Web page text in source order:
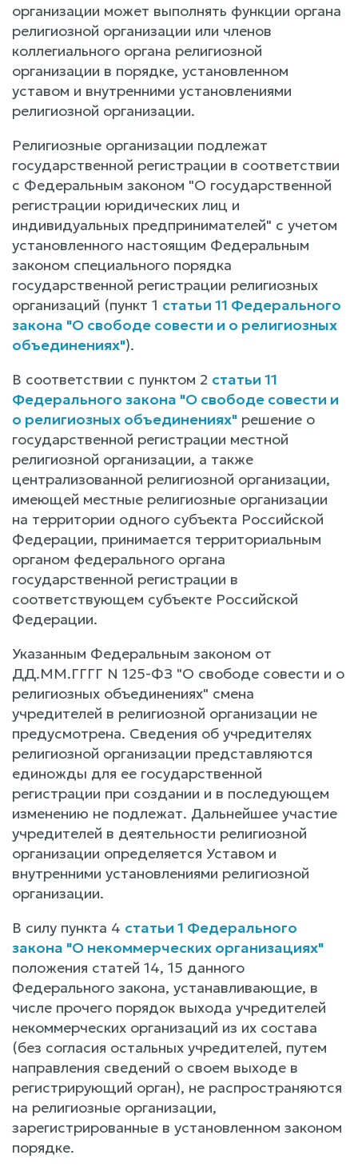
организации может выполнять функции органа
религиозной организации или членов
коллегиального органа религиозной
организации в порядке, установленном
уставом и внутренними установлениями
религиозной организации.
Религиозные организации подлежат
государственной регистрации в соответствии
с Федеральным законом "О государственной
регистрации юридических лиц и
индивидуальных предпринимателей" с учетом
установленного настоящим Федеральным
законом специального порядка
государственной регистрации религиозных
организаций (пункт 1 статьи 11 Федерального
закона "О свободе совести и о религиозных
объединениях").
В соответствии с пунктом 2 статьи 11
Федерального закона "О свободе совести и
о религиозных объединениях" решение о
государственной регистрации местной
религиозной организации, а также
централизованной религиозной организации,
имеющей местные религиозные организации
на территории одного субъекта Российской
Федерации, принимается территориальным
органом федерального органа
государственной регистрации в
соответствующем субъекте Российской
Федерации.
Указанным Федеральным законом от
ДД.ММ.ГГГГ N 125-ФЗ "О свободе совести и о
религиозных объединениях" смена
учредителей в религиозной организации не
предусмотрена. Сведения об учредителях
религиозной организации представляются
единожды для ее государственной
регистрации при создании и в последующем
изменению не подлежат. Дальнейшее участие
учредителей в деятельности религиозной
организации определяется Уставом и
внутренними установлениями религиозной
организации.
В силу пункта 4 статьи 1 Федерального
закона "О некоммерческих организациях"
положения статей 14, 15 данного
Федерального закона, устанавливающие, в
числе прочего порядок выхода учредителей
некоммерческих организаций из их состава
(без согласия остальных учредителей, путем
направления сведений о своем выходе в
регистрирующий орган), не распространяются
на религиозные организации,
зарегистрированные в установленном законом
порядке.